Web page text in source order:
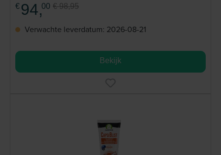
€ 94,00 € 98,95
Verwachte leverdatum: 2026-08-21
Bekijk